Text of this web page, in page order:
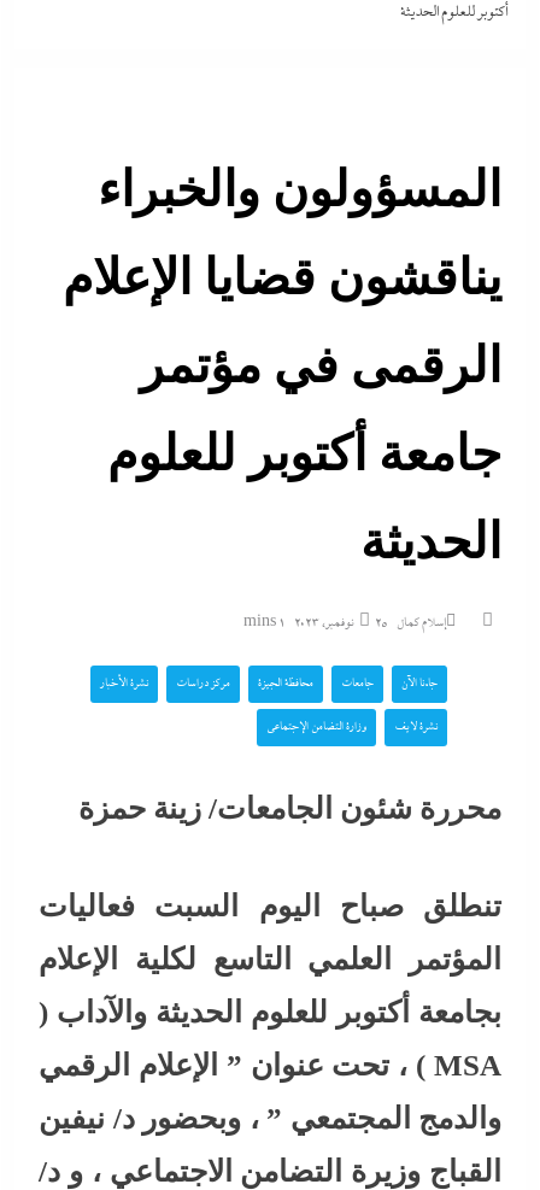
أكتوبر للعلوم الحديثة
المسؤولون والخبراء
يناقشون قضايا الإعلام
الرقمى في مؤتمر
جامعة أكتوبر للعلوم
الحديثة
إسلام كمال 25 نوفمبر، 2023 1 mins
جاءنا الآن جامعات محافظة الجيزة مركز دراسات نشرة الأخبار
نشرة لايف وزارة التضامن الإجتماعي
محررة شئون الجامعات/ زينة حمزة
تنطلق صباح اليوم السبت فعاليات
المؤتمر العلمي التاسع لكلية الإعلام
بجامعة أكتوبر للعلوم الحديثة والآداب (
MSA ) ، تحت عنوان ” الإعلام الرقمي
والدمج المجتمعي ” ، وبحضور د/ نيفين
القباج وزيرة التضامن الاجتماعي ، و د/